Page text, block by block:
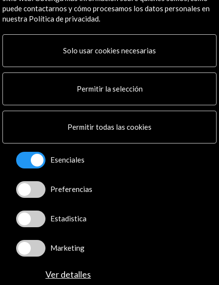
Institucional
Programa PICE
Residencias
Multimedia
Boletín digital
Logo y crédito a AC/E
Conecta
X (Twitter)
Instagram
LinkedIn
Youtube
Spotify
Flickr
TikTok
puede contactarnos y cómo procesamos los datos personales en
nuestra Política de privacidad.
Solo usar cookies necesarias
Permitir la selección
Permitir todas las cookies
Esenciales
Preferencias
Estadistica
Marketing
Ver detalles